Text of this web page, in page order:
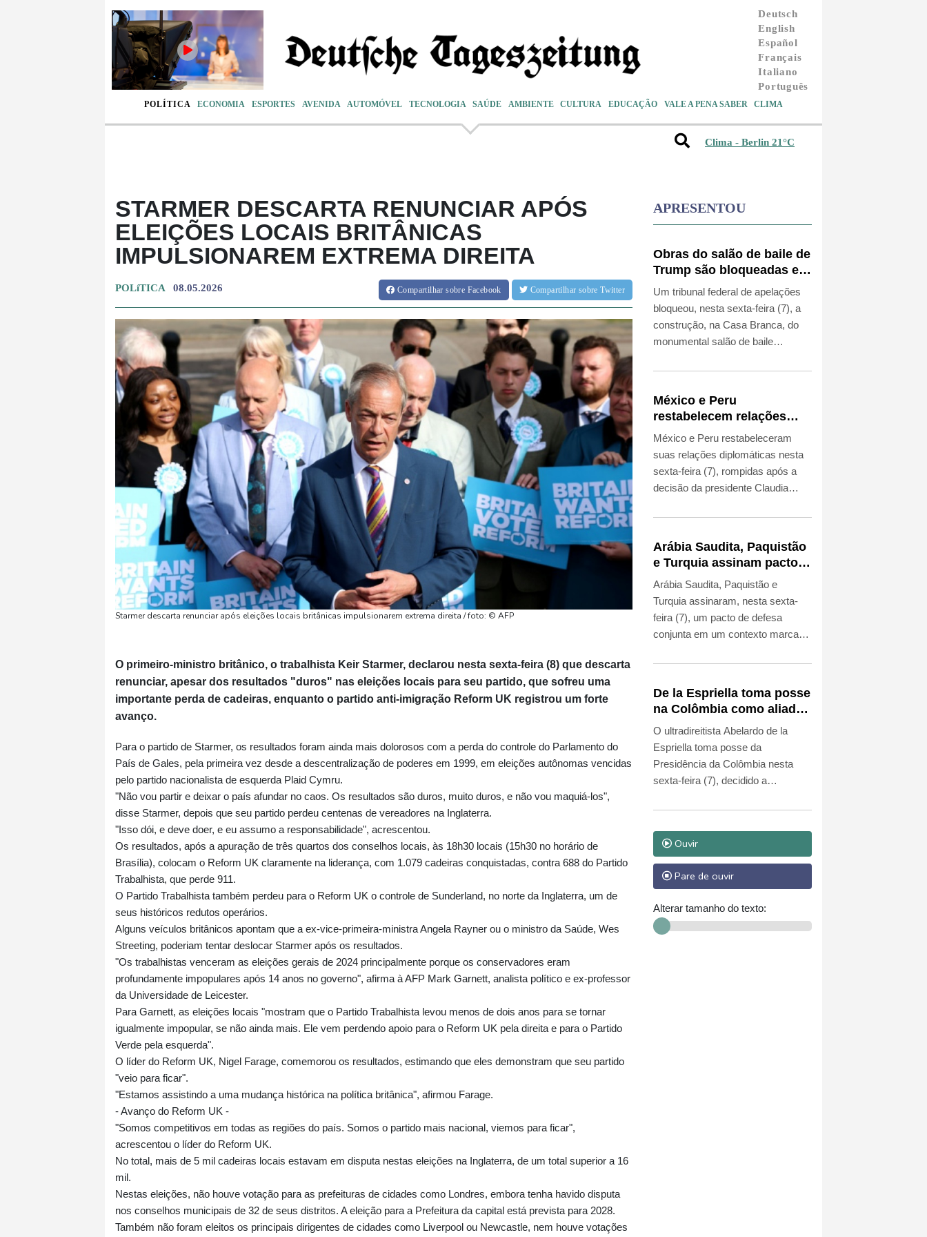
Deutsch
English
Español
Français
Italiano
Português
POLÍTICA ECONOMIA ESPORTES AVENIDA AUTOMÓVEL TECNOLOGIA SAÚDE AMBIENTE CULTURA EDUCAÇÃO VALE A PENA SABER CLIMA
Clima - Berlin 21°C
STARMER DESCARTA RENUNCIAR APÓS
ELEIÇÕES LOCAIS BRITÂNICAS
IMPULSIONAREM EXTREMA DIREITA
POLíTICA 08.05.2026 Compartilharsobre Facebook Compartilhar sobre Twitter
Starmer descarta renunciar após eleições locais britânicas impulsionarem extrema direita / foto: © AFP
O primeiro-ministro britânico, o trabalhista Keir Starmer, declarou nesta sexta-feira (8) que descarta
renunciar, apesar dos resultados "duros" nas eleições locais para seu partido, que sofreu uma
importante perda de cadeiras, enquanto o partido anti-imigração Reform UK registrou um forte
avanço.
Para o partido de Starmer, os resultados foram ainda mais dolorosos com a perda do controle do Parlamento do
País de Gales, pela primeira vez desde a descentralização de poderes em 1999, em eleições autônomas vencidas
pelo partido nacionalista de esquerda Plaid Cymru.
"Não vou partir e deixar o país afundar no caos. Os resultados são duros, muito duros, e não vou maquiá-los",
disse Starmer, depois que seu partido perdeu centenas de vereadores na Inglaterra.
"Isso dói, e deve doer, e eu assumo a responsabilidade", acrescentou.
Os resultados, após a apuração de três quartos dos conselhos locais, às 18h30 locais (15h30 no horário de
Brasília), colocam o Reform UK claramente na liderança, com 1.079 cadeiras conquistadas, contra 688 do Partido
Trabalhista, que perde 911.
O Partido Trabalhista também perdeu para o Reform UK o controle de Sunderland, no norte da Inglaterra, um de
seus históricos redutos operários.
Alguns veículos britânicos apontam que a ex-vice-primeira-ministra Angela Rayner ou o ministro da Saúde, Wes
Streeting, poderiam tentar deslocar Starmer após os resultados.
"Os trabalhistas venceram as eleições gerais de 2024 principalmente porque os conservadores eram
profundamente impopulares após 14 anos no governo", afirma à AFP Mark Garnett, analista político e ex-professor
da Universidade de Leicester.
Para Garnett, as eleições locais "mostram que o Partido Trabalhista levou menos de dois anos para se tornar
igualmente impopular, se não ainda mais. Ele vem perdendo apoio para o Reform UK pela direita e para o Partido
Verde pela esquerda".
O líder do Reform UK, Nigel Farage, comemorou os resultados, estimando que eles demonstram que seu partido
"veio para ficar".
"Estamos assistindo a uma mudança histórica na política britânica", afirmou Farage.
- Avanço do Reform UK -
"Somos competitivos em todas as regiões do país. Somos o partido mais nacional, viemos para ficar",
acrescentou o líder do Reform UK.
No total, mais de 5 mil cadeiras locais estavam em disputa nestas eleições na Inglaterra, de um total superior a 16
mil.
Nestas eleições, não houve votação para as prefeituras de cidades como Londres, embora tenha havido disputa
nos conselhos municipais de 32 de seus distritos. A eleição para a Prefeitura da capital está prevista para 2028.
Também não foram eleitos os principais dirigentes de cidades como Liverpool ou Newcastle, nem houve votações
APRESENTOU
Obras do salão de baile de
Trump são bloqueadas em
recurso
Um tribunal federal de apelações
bloqueou, nesta sexta-feira (7), a
construção, na Casa Branca, do
monumental salão de baile
Trump.
México e Peru
restabelecem relações
diplomáticas após ruptura
por asilo
México e Peru restabeleceram
suas relações diplomáticas nesta
sexta-feira (7), rompidas após a
decisão da presidente Claudia
uma ex-chefe de gabinete
Arábia Saudita, Paquistão
e Turquia assinam pacto
de defesa em meio a
tensão com Irã
Arábia Saudita, Paquistão e
Turquia assinaram, nesta sexta-
feira (7), um pacto de defesa
conjunta em um contexto marcado
reino saudita e pela guerra entre
De la Espriella toma posse
na Colômbia como aliado
de Trump na guerra contra
o tráfico
O ultradireitista Abelardo de la
Espriella toma posse da
Presidência da Colômbia nesta
sexta-feira (7), decidido a
guerrilheiros e traficantes, em uma
guinada que estreita os laços com
Washington e enterra as
negociações de paz.
Ouvir
Pare de ouvir
Alterar tamanho do texto: